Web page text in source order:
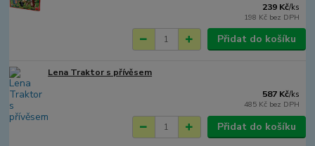
239 Kč/ks
198 Kč bez DPH
Přidat do košíku
Lena Traktor s přívěsem
587 Kč/ks
485 Kč bez DPH
Přidat do košíku